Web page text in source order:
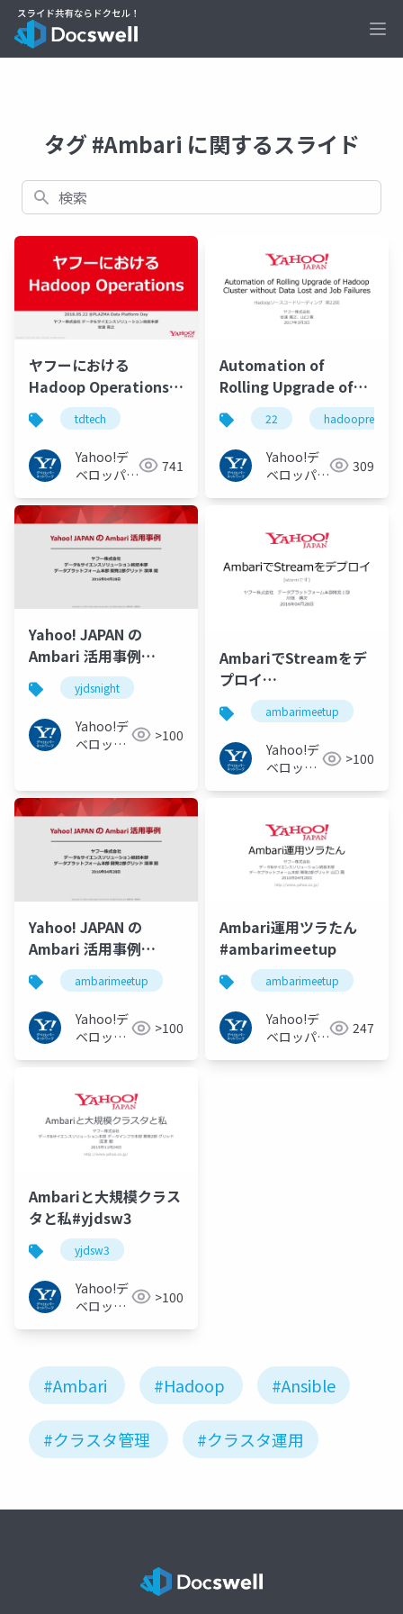
タグ #Ambari に関するスライド
検索
ヤフーにおける
Hadoop Operations
#tdtechtdtech
Yahoo!デ
ベロッパー
ク
741
Automation of
Rolling Upgrade of
Hadoop Cluster
without Data Lost
and Job Failures -
Hadoop Source Code
Reading #22
22 hadoopreading
Yahoo!デ
ベロッパー
309
Yahoo! JAPAN の
Ambari 活用事例
#yjdsnight
yjdsnight
Yahoo!デ
ベロッパ
>100
AmbariでStreamをデ
プロイ
#ambarimeetup
ambarimeetup
Yahoo!デ
ベロッパ
>100
Yahoo! JAPAN の
Ambari 活用事例
#ambarimeetup
ambarimeetup
Yahoo!デ
ベロッパ
>100
Ambari運用ツラたん
#ambarimeetup
ambarimeetup
Yahoo!デ
ベロッパー
247
Ambariと大規模クラス
タと私#yjdsw3
yjdsw3
Yahoo!デ
ベロッパ
>100
#Ambari #Hadoop #Ansible
#クラスタ管理 #クラスタ運用